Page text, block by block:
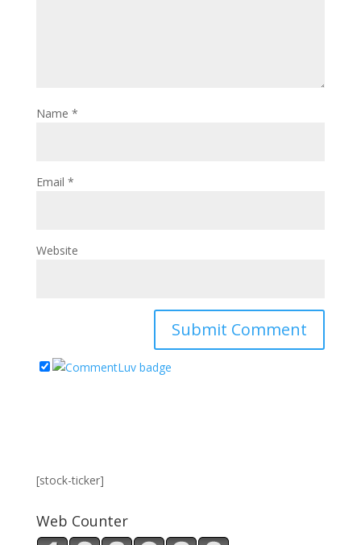
Name *
Email *
Website
[stock-ticker]
Web Counter